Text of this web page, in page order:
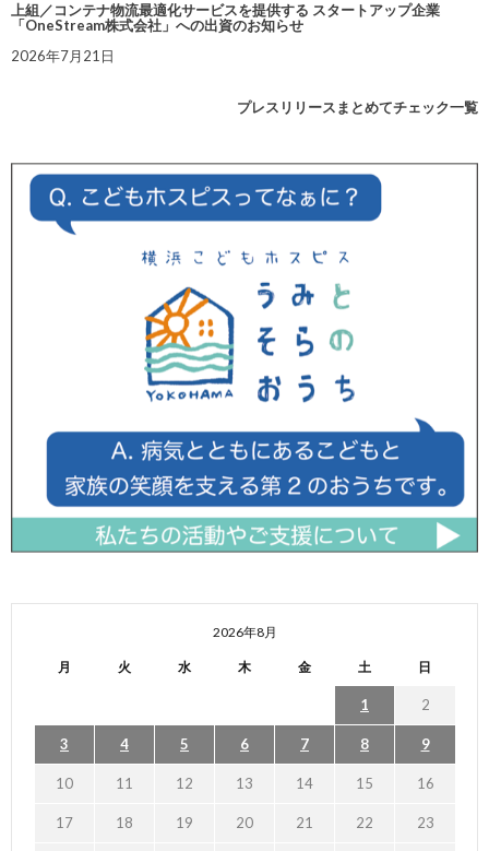
上組／コンテナ物流最適化サービスを提供する スタートアップ企業
「OneStream株式会社」への出資のお知らせ
2026年7月21日
プレスリリースまとめてチェック一覧
2026年8月
月 火 水 木 金 土 日
1 2
3 4 5 6 7 8 9
10 11 12 13 14 15 16
17 18 19 20 21 22 23